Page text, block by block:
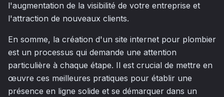
l'augmentation de la visibilité de votre entreprise et
l'attraction de nouveaux clients.
En somme, la création d'un site internet pour plombier
est un processus qui demande une attention
particulière à chaque étape. Il est crucial de mettre en
œuvre ces meilleures pratiques pour établir une
présence en ligne solide et se démarquer dans un